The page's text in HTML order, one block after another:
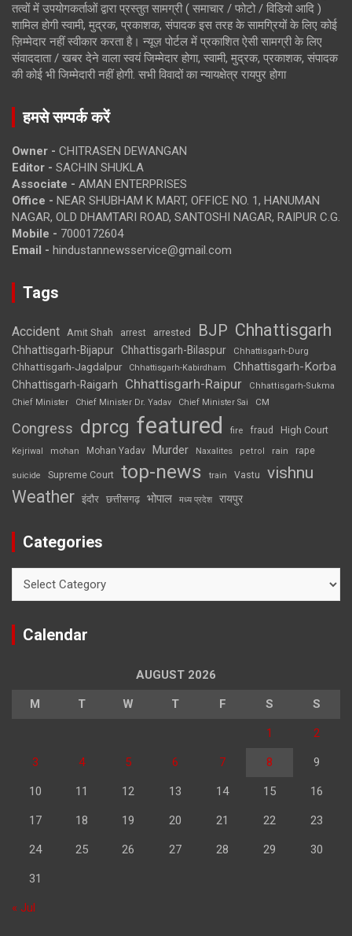
तत्वों में उपयोगकर्ताओं द्वारा प्रस्तुत सामग्री ( समाचार / फोटो / विडियो आदि )
शामिल होगी स्वामी, मुद्रक, प्रकाशक, संपादक इस तरह के सामग्रियों के लिए कोई
ज़िम्मेदार नहीं स्वीकार करता है। न्यूज़ पोर्टल में प्रकाशित ऐसी सामग्री के लिए
संवाददाता / खबर देने वाला स्वयं जिम्मेदार होगा, स्वामी, मुद्रक, प्रकाशक, संपादक
की कोई भी जिम्मेदारी नहीं होगी. सभी विवादों का न्यायक्षेत्र रायपुर होगा
हमसे सम्पर्क करें
Owner - CHITRASEN DEWANGAN
Editor - SACHIN SHUKLA
Associate - AMAN ENTERPRISES
Office - NEAR SHUBHAM K MART, OFFICE NO. 1, HANUMAN
NAGAR, OLD DHAMTARI ROAD, SANTOSHI NAGAR, RAIPUR C.G.
Mobile - 7000172604
Email - hindustannewsservice@gmail.com
Tags
Accident Amit Shah arrest arrested BJP Chhattisgarh
Chhattisgarh-Bijapur Chhattisgarh-Bilaspur Chhattisgarh-Durg
Chhattisgarh-Jagdalpur Chhattisgarh-Kabirdham Chhattisgarh-Korba
Chhattisgarh-Raigarh Chhattisgarh-Raipur
Chhattisgarh-Sukma
Chief Minister
Chief Minister Dr. Yadav Chief Minister Sai CM
Congress dprcg featured fire fraud High Court
Kejriwal mohan Mohan Yadav Murder Naxalites petrol rain rape
suicide Supreme Court top-news train Vastu vishnu
Weather इंदौर छत्तीसगढ़ भोपाल मध्य प्रदेश रायपुर
Categories
Calendar
AUGUST 2026
M T W T F S S
1 2
3 4 5 6 7 8 9
10 11 12 13 14 15 16
17 18 19 20 21 22 23
24 25 26 27 28 29 30
31
« Jul